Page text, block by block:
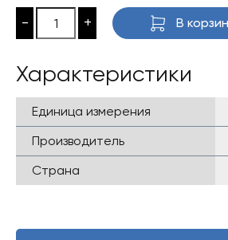
- + В
Характеристики
Единица измерения
Производитель
Страна